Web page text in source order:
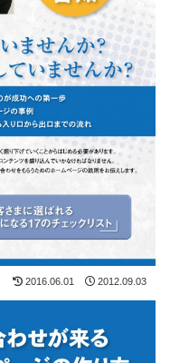
2016.06.01 2012.09.03